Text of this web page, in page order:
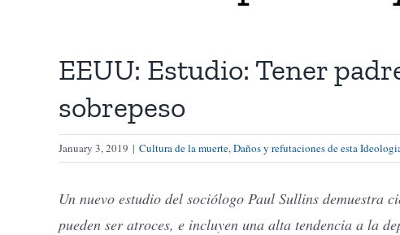
EEUU: Estudio: Tener
sobrepeso
January 3, 2019 | Cultura de la muerte,Daños y refutaciones de esta
Un nuevo estudio del sociólogo Paul Sullins demuestra
pueden ser atroces, e incluyen una alta tendencia a la